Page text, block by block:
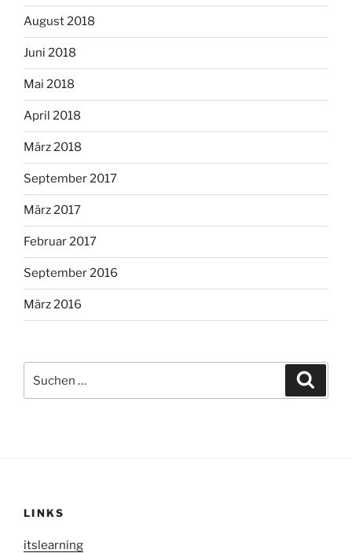
August 2018
Juni 2018
Mai 2018
April 2018
März 2018
September 2017
März 2017
Februar 2017
September 2016
März 2016
nach:
LINKS
itslearning